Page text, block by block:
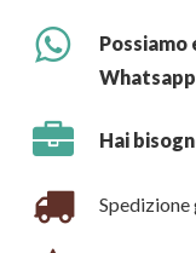
Whatsapp
Hai